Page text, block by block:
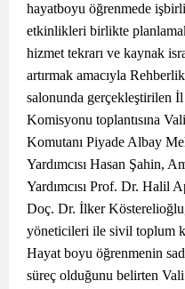
hayatboyu öğrenmede
etkinlikleri birlikte
hizmet tekrarı ve kaynak
artırmak amacıyla
salonunda gerçekleştirilen
Komisyonu toplantısına
Komutanı Piyade Albay
Yardımcısı Hasan Şahin,
Yardımcısı Prof. Dr. Halil
Doç. Dr. İlker
yöneticileri ile sivil toplum
Hayat boyu öğrenmenin
süreç olduğunu belirten